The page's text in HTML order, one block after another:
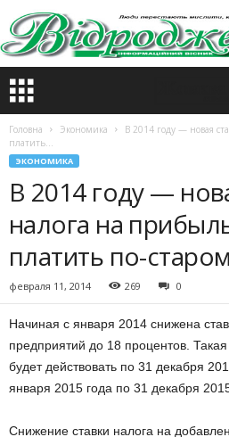
Головна Экономика
В 2014 году — новая
платить...
ЭКОНОМИКА
В 2014 году —
налога на
платить по-
февраля 11, 2014 269 0
Начиная с января 2014 снижена
предприятий до 18 процентов. Такая
будет действовать по 31 декабря
января 2015 года по 31 декабря
Снижение ставки налога на